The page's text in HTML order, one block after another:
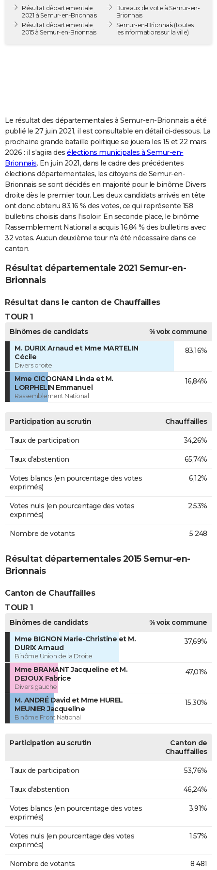
Destinations
City break
Voyage nature
Voyage de noces
Forum
Climat
PHOTO
GUIDES D'ACHAT
COPAINS D'AVANT
Se connecter
Collèges
Universités
Entreprises
Service militaire
Avis de recherche
AVIS DE DÉCÈS
FORUM
Bricolage
Lifestyle
Culture
Sport
Auto
Television
Voyage
Cinema
Résultat départementale
2021 à Semur-en-Brionnais
Résultat départementale
2015 à Semur-en-Brionnais
Bureaux de vote à Semur-en-
Brionnais
Semur-en-Brionnais(toutes
les informations sur la ville)
Le résultat des départementales à Semur-en-Brionnais a été
publié le 27 juin 2021, il est consultable en détail ci-dessous. La
prochaine grande bataille politique se jouera les 15 et 22 mars
2026 : il s'agira des élections municipales à Semur-en-
Brionnais. En juin 2021, dans le cadre des précédentes
élections départementales, les citoyens de Semur-en-
Brionnais se sont décidés en majorité pour le binôme Divers
droite dès le premier tour. Les deux candidats arrivés en tête
ont donc obtenu 83,16 % des votes, ce qui représente 158
bulletins choisis dans l'isoloir. En seconde place, le binôme
Rassemblement National a acquis 16,84 % des bulletins avec
32 votes. Aucun deuxième tour n'a été nécessaire dans ce
canton.
Résultat départementale 2021 Semur-en-
Brionnais
Résultat dans le canton de Chauffailles
TOUR 1
Binômes de candidats
% voix commune
M. DURIX Arnaud et Mme MARTELIN
Cécile
Divers droite
83,16%
Mme CICOGNANI Linda et M.
LORPHELIN Emmanuel
Rassemblement National
16,84%
Participation au scrutin Chauffailles
Taux de participation 34,26%
Taux d'abstention 65,74%
Votes blancs (en pourcentage des votes
exprimés)
6,12%
Votes nuls (en pourcentage des votes
exprimés)
2,53%
Nombre de votants 5 248
Résultat départementales 2015 Semur-en-
Brionnais
Canton de Chauffailles
TOUR 1
Binômes de candidats
% voix commune
Mme BIGNON Marie-Christine et M.
DURIX Arnaud
Binôme Union de la Droite
37,69%
Mme BRAMANT Jacqueline et M.
DEJOUX Fabrice
Divers gauche
47,01%
M. ANDRÉ David et Mme HUREL
MEUNIER Jacqueline
Binôme Front National
15,30%
Participation au scrutin
Canton de
Chauffailles
Taux de participation 53,76%
Taux d'abstention 46,24%
Votes blancs (en pourcentage des votes
exprimés)
3,91%
Votes nuls (en pourcentage des votes
exprimés)
1,57%
Nombre de votants 8 481